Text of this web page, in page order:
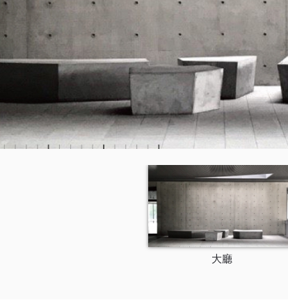
大廳